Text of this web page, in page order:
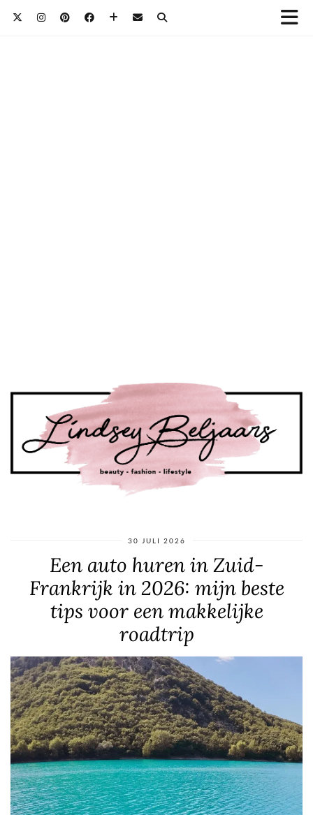
30 JULI 2026
Een auto huren in Zuid-
Frankrijk in 2026: mijn beste
tips voor een makkelijke
roadtrip